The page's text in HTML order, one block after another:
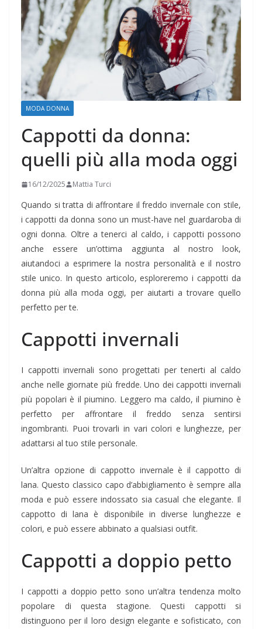
MODA DONNA
Cappotti da donna:
quelli più alla moda oggi
16/12/2025 Mattia Turci
Quando si tratta di affrontare il freddo invernale con stile,
i cappotti da donna sono un must-have nel guardaroba di
ogni donna. Oltre a tenerci al caldo, i cappotti possono
anche essere un’ottima aggiunta al nostro look,
aiutandoci a esprimere la nostra personalità e il nostro
stile unico. In questo articolo, esploreremo i cappotti da
donna più alla moda oggi, per aiutarti a trovare quello
perfetto per te.
Cappotti invernali
I cappotti invernali sono progettati per tenerti al caldo
anche nelle giornate più fredde. Uno dei cappotti invernali
più popolari è il piumino. Leggero ma caldo, il piumino è
perfetto per affrontare il freddo senza sentirsi
ingombranti. Puoi trovarli in vari colori e lunghezze, per
adattarsi al tuo stile personale.
Un’altra opzione di cappotto invernale è il cappotto di
lana. Questo classico capo d’abbigliamento è sempre alla
moda e può essere indossato sia casual che elegante. Il
cappotto di lana è disponibile in diverse lunghezze e
colori, e può essere abbinato a qualsiasi outfit.
Cappotti a doppio petto
I cappotti a doppio petto sono un’altra tendenza molto
popolare di questa stagione. Questi cappotti si
distinguono per il loro design elegante e sofisticato, con